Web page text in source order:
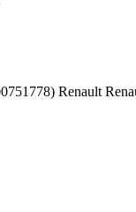
Renault